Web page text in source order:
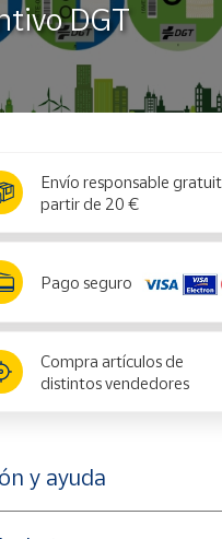
DGT
Envío responsable
partir de 20 €
Pago seguro
Compra artículos de
distintos vendedores
y ayuda